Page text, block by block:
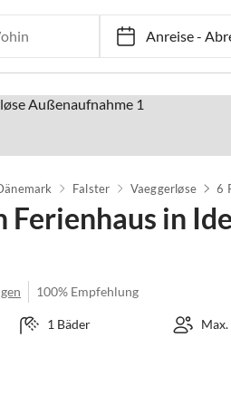
Anreise-
Falster Vaeggerløse
Ferienhaus in
100% Empfehlung
1 Bäder Max.